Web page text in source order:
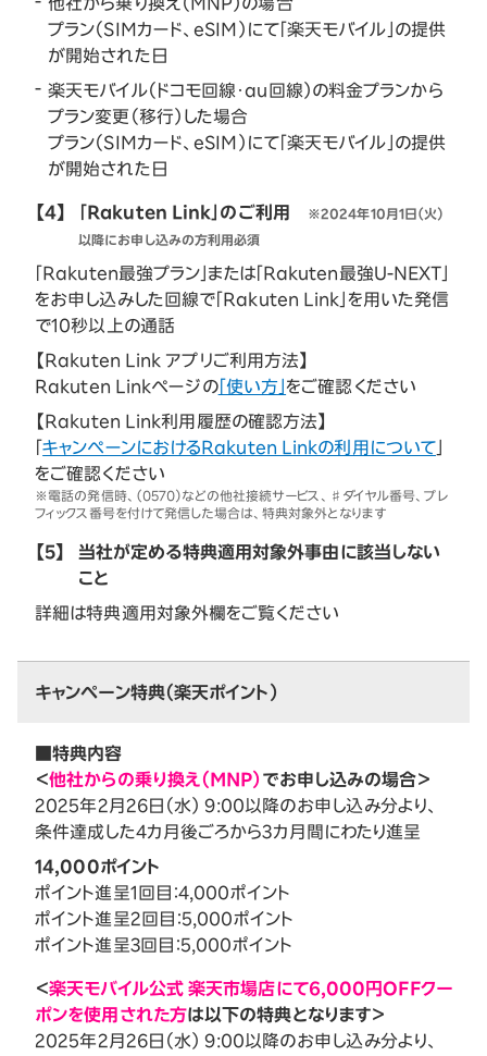
プラン（SIMカード、eSIM）にて「楽天モバイル」の提供
が開始された日
楽天モバイル（ドコモ回線・au回線）の料金プランから
プラン変更（移行）した場合
プラン（SIMカード、eSIM）にて「楽天モバイル」の提供
が開始された日
【4】 「Rakuten Link」のご利用
※2024年10月1日（火）
以降にお申し込みの方利用必須
「Rakuten最強プラン」または「Rakuten最強U-NEXT」
をお申し込みした回線で「Rakuten Link」を用いた発信
で10秒以上の通話
【Rakuten Link アプリご利用方法】
Rakuten Linkページの「使い方」 をご確認ください
【Rakuten Link利用履歴の確認方法】
「キャンペーンにおけるRakuten Linkの利用について
をご確認ください
※電話の発信時、（0570）などの他社接続サービス、♯ダイヤル番号、プレ
フィックス番号を付けて発信した場合は、特典対象外となります
【5】
当社が定める特典適用対象外事由に該当しない
こと
詳細は特典適用対象外欄をご覧ください
キャンペーン特典（楽天ポイント）
■特典内容
＜他社からの乗り換え（MNP）でお申し込みの場合＞
2025年2月26日（水） 9:00以降のお申し込み分より、
条件達成した4カ月後ごろから3カ月間にわたり進呈
14,000ポイント
ポイント進呈1回目：4,000ポイント
ポイント進呈2回目：5,000ポイント
ポイント進呈3回目：5,000ポイント
＜楽天モバイル公式 楽天市場店にて6,000円OFFクー
ポンを使用された方は以下の特典となります＞
2025年2月26日（水） 9:00以降のお申し込み分より、